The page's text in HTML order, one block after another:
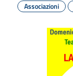
Associazioni